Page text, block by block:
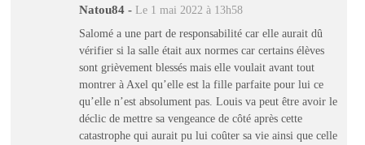
Natou84 - Le 1 mai 2022 à 13h58
Salomé a une part de responsabilité car elle aurait dû
vérifier si la salle était aux normes car certains élèves
sont grièvement blessés mais elle voulait avant tout
montrer à Axel qu’elle est la fille parfaite pour lui ce
qu’elle n’est absolument pas. Louis va peut être avoir le
déclic de mettre sa vengeance de côté après cette
catastrophe qui aurait pu lui coûter sa vie ainsi que celle